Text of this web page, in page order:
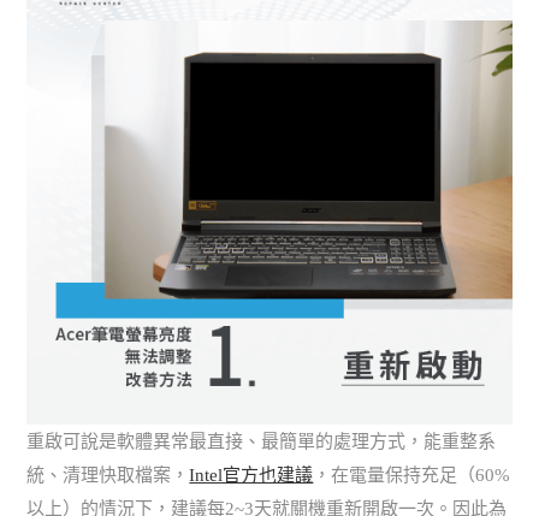
重啟可說是軟體異常最直接、最簡單的處理方式，能重整系
統、清理快取檔案，Intel官方也建議 ，在電量保持充足（60%
以上）的情況下，建議每2~3天就關機重新開啟一次。因此為